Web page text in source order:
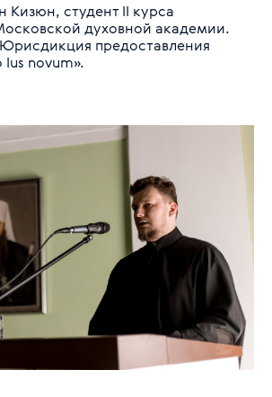
студент II курса
духовной академии.
предоставления
novum».